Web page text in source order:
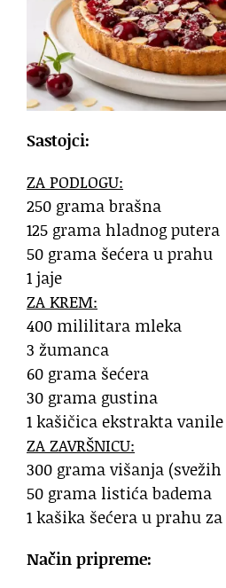
Sastojci:
ZA PODLOGU:
250 grama brašna
125 grama hladnog putera
50 grama šećera u prahu
1 jaje
ZA KREM:
400 mililitara mleka
3 žumanca
60 grama šećera
30 grama gustina
1 kašičica ekstrakta vanile
ZA ZAVRŠNICU:
300 grama višanja
50 grama listića badema
1 kašika šećera u prahu
Način pripreme: